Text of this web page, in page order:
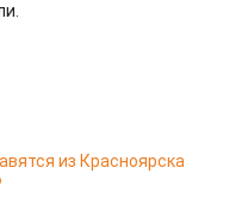
из Красноярска